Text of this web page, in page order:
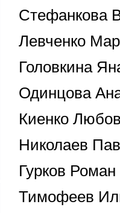
Стефанкова
Левченко
Головкина
Одинцова
Киенко
Николаев
Гурков Роман
Тимофеев